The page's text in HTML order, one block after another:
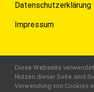
Datenschutzerklärung
Impressum
© 2020 Für Innsbruck
Diese Webseite
Nutzen dieser Seite sind
Verwendung von Cookies